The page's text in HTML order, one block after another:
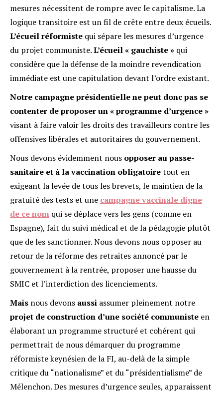
mesures nécessitent de rompre avec le capitalisme. La
logique transitoire est un fil de crête entre deux écueils.
L’écueil réformiste qui sépare les mesures d’urgence
du projet communiste.L’écueil « gauchiste » qui
considère que la défense de la moindre revendication
immédiate est une capitulation devant l’ordre existant.
Notre campagne présidentielle ne peut donc pas se
contenter de proposer un « programme d’urgence »
visant à faire valoir les droits des travailleurs contre les
offensives libérales et autoritaires du gouvernement.
Nous devons évidemment nous opposer au passe-
sanitaire et à la vaccination obligatoiretout en
exigeant la levée de tous les brevets, le maintien de la
gratuité des tests et une campagne vaccinale digne
de ce nom qui se déplace vers les gens (comme en
Espagne), fait du suivi médical et de la pédagogie plutôt
que de les sanctionner. Nous devons nous opposer au
retour de la réforme des retraites annoncé par le
gouvernement à la rentrée, proposer une hausse du
SMIC et l’interdiction des licenciements.
Mais nous devons aussi assumer pleinement notre
projet de construction d’une société communiste en
élaborant un programme structuré et cohérent qui
permettrait de nous démarquer du programme
réformiste keynésien de la FI, au-delà de la simple
critique du “nationalisme” et du “présidentialisme” de
Mélenchon. Des mesures d’urgence seules, apparaissent